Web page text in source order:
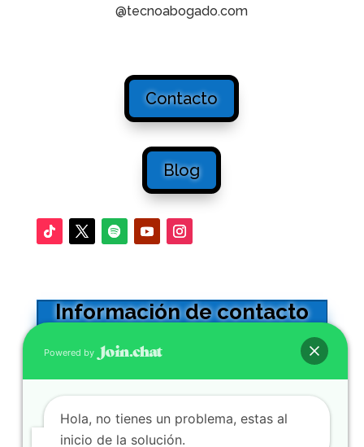
@tecnoabogado.com
Contacto
Blog
Información de contacto
Calle Adriano 32 -5º. CP41001
0034 954564602
Se atienden WhatsApp y llamadas
Powered by
Hola, no tienes un problema, estas al
inicio de la solución.